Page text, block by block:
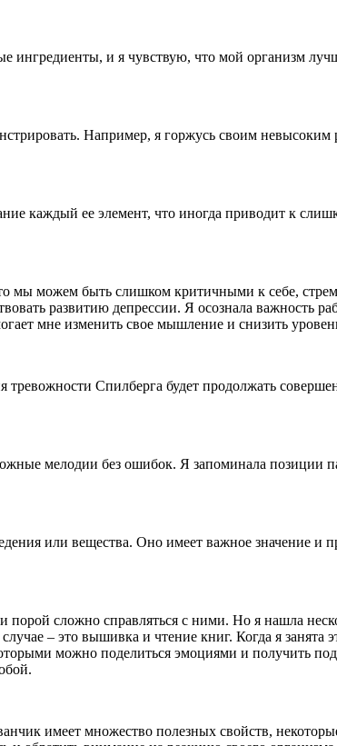
и я чувствую, что мой организм
Например, я горжусь своим
каждый ее элемент, что иногда приводит к
мы можем быть слишком критичными к себе,
развитию депрессии. Я осознала важность
мне изменить свое мышление и снизить
Спилберга будет продолжать
мелодии без ошибок. Я запоминала позиции
или вещества. Оно имеет важное значение и
сложно справляться с ними. Но я нашла
– это вышивка и чтение книг. Когда я занята
можно поделиться эмоциями и получить
имеет множество полезных свойств,